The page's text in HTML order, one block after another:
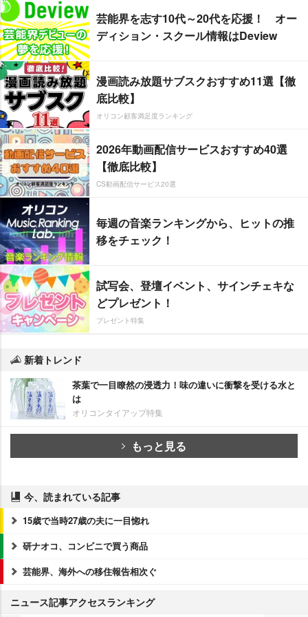
芸能界を志す10代～20代を応援！ オー
ディション・スクール情報はDeview
漫画読み放題サブスクおすすめ11選【徹
底比較】
オリコン顧客満足度ランキング
2026年動画配信サービスおすすめ40選
【徹底比較】
CS動画配信サービス20選
毎週の音楽ランキングから、ヒットの推
移をチェック！
試写会、登壇イベント、サインチェキな
どプレゼント！
プレゼント特集
新着トレンド
茶葉で一目瞭然の浸透力！味の違いに衝撃を受ける水と
は
オリコンタイアップ特集
もっと見る
今、読まれている記事
15歳で当時27歳の夫に一目惚れ
研ナオコ、コンビニで買う商品
芸能界、海外への移住報告相次ぐ
ニュース記事アクセスランキング